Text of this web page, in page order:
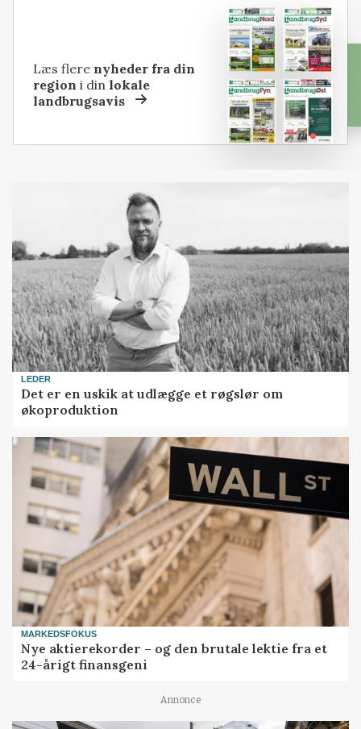
Læs flere nyheder fra din
region i dinlokale
landbrugsavis
LEDER
Det er en uskik at udlægge et røgslør om
økoproduktion
MARKEDSFOKUS
Nye aktierekorder – og den brutale lektie fra et
24-årigt finansgeni
Annonce